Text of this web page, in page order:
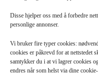
Disse hjelper oss med å forbedre
personlige annonser.
Vi bruker fire typer cookies:
cookies er påkrevd for at nettstedet
samtykker du i at vi lagrer cookies
endres når som helst via dine